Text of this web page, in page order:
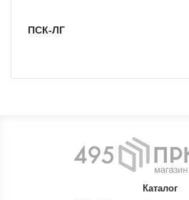
ПСК-ЛГ
Каталог